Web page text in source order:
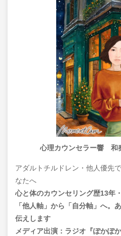
心理カウンセラー響
アダルトチルドレン・他人優先
なたへ
心と体のカウンセリング歴13年
「他人軸」から「自分軸」へ。
伝えします
メディア出演：ラジオ『ぽかぽ